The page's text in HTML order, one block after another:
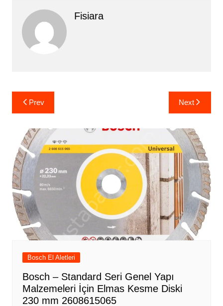
Fisiara
Yazı
gezinmesi
Prev Next
Bosch El Aletleri
Bosch – Standard Seri Genel Yapı
Malzemeleri İçin Elmas Kesme Diski
230 mm 2608615065